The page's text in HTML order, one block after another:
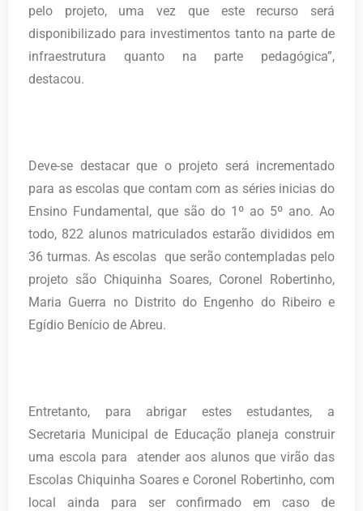
pelo projeto, uma vez que este recurso será
disponibilizado para investimentos tanto na parte de
infraestrutura quanto na parte pedagógica”,
destacou.
Deve-se destacar que o projeto será incrementado
para as escolas que contam com as séries inicias do
Ensino Fundamental, que são do 1º ao 5º ano. Ao
todo, 822 alunos matriculados estarão divididos em
36 turmas. As escolas que serão contempladas pelo
projeto são Chiquinha Soares, Coronel Robertinho,
Maria Guerra no Distrito do Engenho do Ribeiro e
Egídio Benício de Abreu.
Entretanto, para abrigar estes estudantes, a
Secretaria Municipal de Educação planeja construir
uma escola para atender aos alunos que virão das
Escolas Chiquinha Soares e Coronel Robertinho, com
local ainda para ser confirmado em caso de